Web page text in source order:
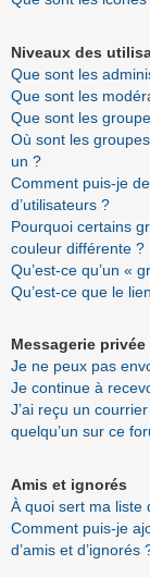
Niveaux des
Que sont les
Que sont les
Que sont les
Où sont les
un ?
Comment puis-je
d’utilisateurs ?
Pourquoi certains
couleur différente ?
Qu’est-ce qu’un «
Qu’est-ce que le
Messagerie privée
Je ne peux pas
Je continue à
J’ai reçu un
quelqu’un sur ce
Amis et ignorés
À quoi sert ma liste
Comment puis-je
d’amis et d’ignorés